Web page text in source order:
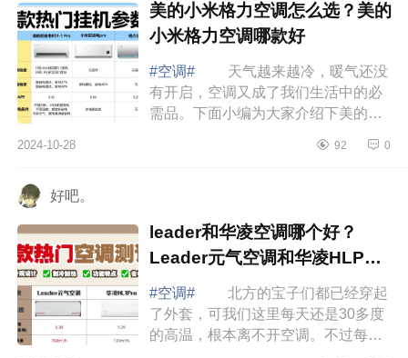
美的小米格力空调怎么选？美的
小米格力空调哪款好
#空调#
天气越来越冷，暖气还没
有开启，空调又成了我们生活中的必
需品。下面小编为大家介绍下美的小
调哪款好 美的小米格力空调怎么
2024-10-28 92 0
好吧。
leader和华凌空调哪个好？
Leader元气空调和华凌HLP空
调哪款值得入手
#空调#
北方的宝子们都已经穿起
了外套，可我们这里每天还是30多度
的高温，根本离不开空调。不过每天